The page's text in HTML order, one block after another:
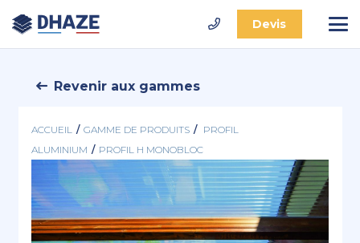
Devis
Revenir aux gammes
ACCUEIL / GAMME DE PRODUITS /
PROFIL
ALUMINIUM / PROFIL H MONOBLOC